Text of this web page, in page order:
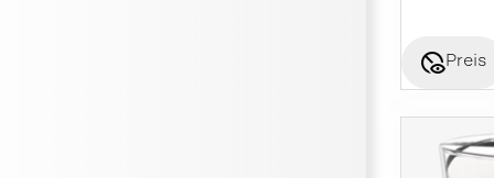
disabled_visiblePreis